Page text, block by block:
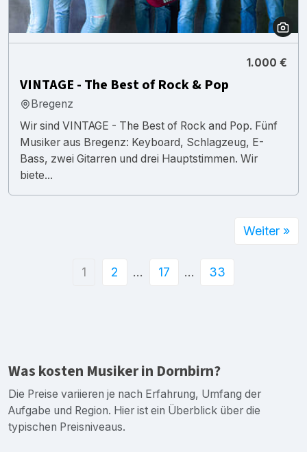
1.000 €
VINTAGE - The Best of Rock & Pop
Bregenz
Wir sind VINTAGE - The Best of Rock and Pop. Fünf
Musiker aus Bregenz: Keyboard, Schlagzeug, E-
Bass, zwei Gitarren und drei Hauptstimmen. Wir
biete...
1 2 … 17 … 33
Weiter »
Was kosten Musiker in Dornbirn?
Die Preise variieren je nach Erfahrung, Umfang der
Aufgabe und Region. Hier ist ein Überblick über die
typischen Preisniveaus.